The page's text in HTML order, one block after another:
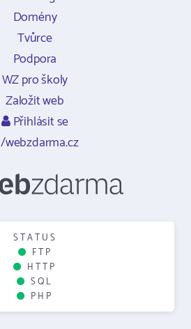
Domény
Tvůrce
Podpora
WZ pro školy
Založit web
Přihlásit se
/webzdarma.cz
STATUS
FTP
HTTP
SQL
PHP